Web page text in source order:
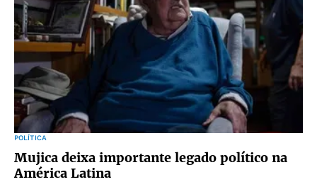
POLÍTICA
Mujica deixa importante legado político na
América Latina